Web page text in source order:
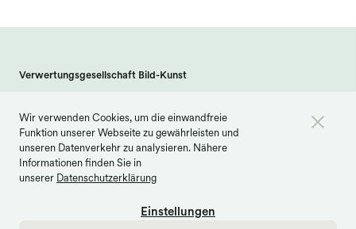
Verwertungsgesellschaft Bild-Kunst
info@bildkunst.de·Telefon 0228 979 20 -600
Impressum Datenschutz
Barrierefreiheit Cookie Einstellungen
Wir verwenden Cookies, um die einwandfreie
Funktion unserer Webseite zu gewährleisten und
unseren Datenverkehr zu analysieren. Nähere
Informationen finden Sie in
unserer Datenschutzerklärung
Einstellungen